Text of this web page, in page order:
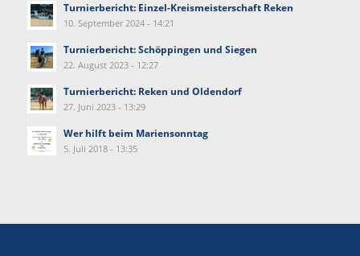
Turnierbericht: Einzel-Kreismeisterschaft Reken
10. September 2024 - 14:21
Turnierbericht: Schöppingen und Siegen
22. August 2023 - 12:27
Turnierbericht: Reken und Oldendorf
27. Juni 2023 - 13:29
Wer hilft beim Mariensonntag
5. Juli 2018 - 13:35